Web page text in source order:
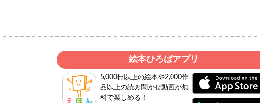
絵本ひろばアプリ
5,000冊以上の絵本や2,000作
品以上の読み聞かせ動画が無
料で楽しめる！